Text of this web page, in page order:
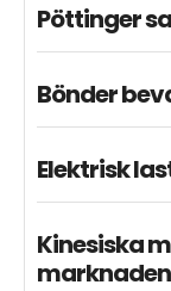
Pöttinger
Bönder
Elektrisk
Kinesiska
marknaden